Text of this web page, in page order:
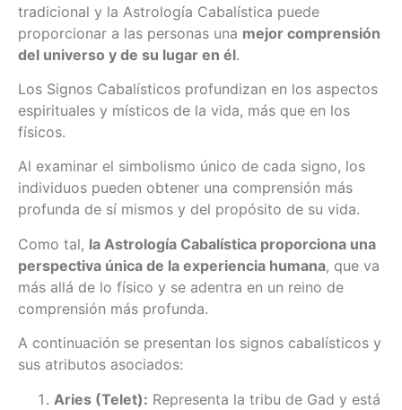
tradicional y la Astrología Cabalística puede
proporcionar a las personas una mejor comprensión
del universo y de su lugar en él.
Los Signos Cabalísticos profundizan en los aspectos
espirituales y místicos de la vida, más que en los
físicos.
Al examinar el simbolismo único de cada signo, los
individuos pueden obtener una comprensión más
profunda de sí mismos y del propósito de su vida.
Como tal, la Astrología Cabalística proporciona una
perspectiva única de la experiencia humana, que va
más allá de lo físico y se adentra en un reino de
comprensión más profunda.
A continuación se presentan los signos cabalísticos y
sus atributos asociados:
Aries (Telet): Representa la tribu de Gad y está